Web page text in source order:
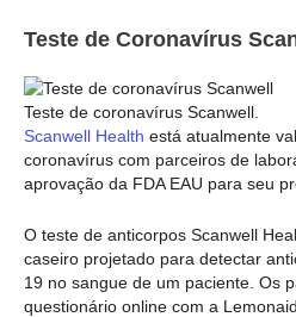
Teste de Coronavírus
Teste de coronavírus Scanwell.
Scanwell Health está atualmente
coronavírus com parceiros de
aprovação da FDA EAU para seu
O teste de anticorpos Scanwell
caseiro projetado para detectar
19 no sangue de um paciente. Os
questionário online com a